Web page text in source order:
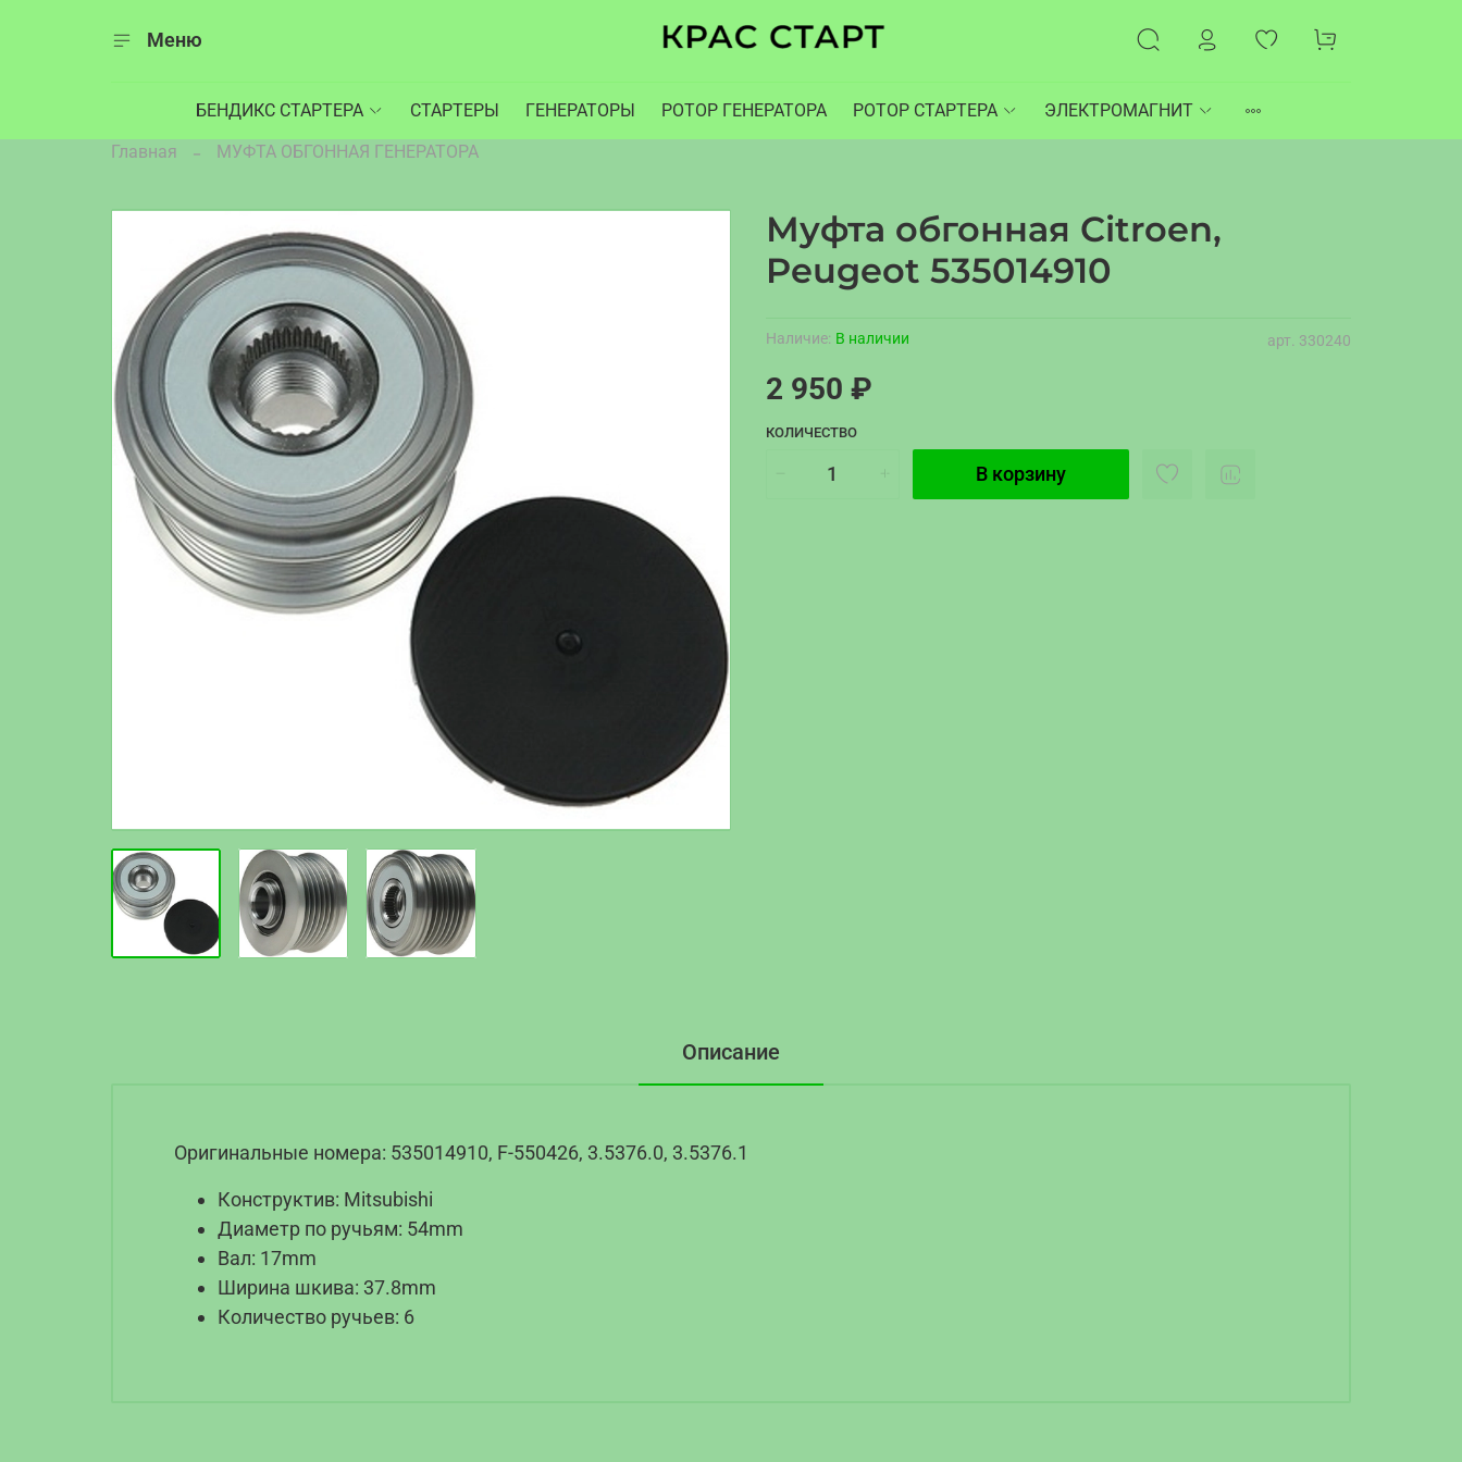
Меню
БЕНДИКС СТАРТЕРА СТАРТЕРЫ ГЕНЕРАТОРЫ РОТОР ГЕНЕРАТОРА РОТОР СТАРТЕРА
ЭЛЕКТРОМАГНИТ
Главная
МУФТА ОБГОННАЯ ГЕНЕРАТОРА
арт. 330240
Наличие: В наличии
Муфта обгонная Citroen,
Peugeot 535014910
2 950 ₽
КОЛИЧЕСТВО
В корзину
Описание
Оригинальные номера: 535014910, F-550426, 3.5376.0, 3.5376.1
Конструктив: Mitsubishi
Диаметр по ручьям: 54mm
Вал: 17mm
Ширина шкива: 37.8mm
Количество ручьев: 6